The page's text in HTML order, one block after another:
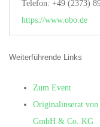
Telefon: +49 (2373)
https://www.obo.de
Weiterführende Links
Zum Event
Originalinserat von
GmbH & Co. KG